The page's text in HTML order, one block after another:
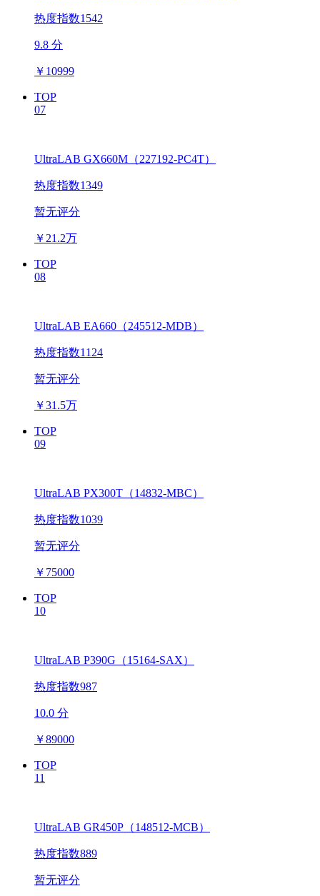
热度指数1542
9.8 分
￥ 10999
TOP
07
UltraLAB GX660M（227192-PC4T）
热度指数1349
暂无评分
￥ 21.2万
TOP
08
UltraLAB EA660（245512-MDB）
热度指数1124
暂无评分
￥31.5万
TOP
09
UltraLAB PX300T（14832-MBC）
热度指数1039
暂无评分
￥ 75000
TOP
10
UltraLAB P390G（15164-SAX）
热度指数987
10.0 分
￥89000
TOP
11
UltraLAB GR450P（148512-MCB）
热度指数889
暂无评分